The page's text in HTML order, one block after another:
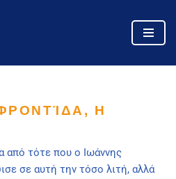
Η
από τότε που ο Ιωάννης
σε αυτή την τόσο λιτή, αλλά